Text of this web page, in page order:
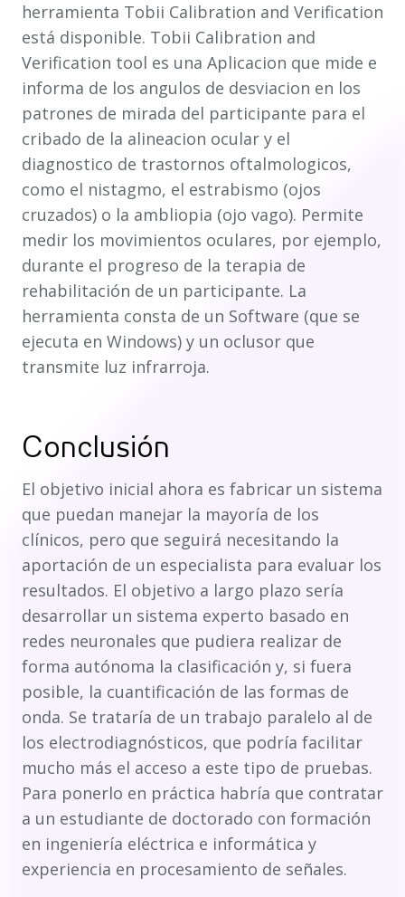
herramienta Tobii Calibration and Verification
está disponible. Tobii Calibration and
Verification tool es una Aplicacion que mide e
informa de los angulos de desviacion en los
patrones de mirada del participante para el
cribado de la alineacion ocular y el
diagnostico de trastornos oftalmologicos,
como el nistagmo, el estrabismo (ojos
cruzados) o la ambliopia (ojo vago). Permite
medir los movimientos oculares, por ejemplo,
durante el progreso de la terapia de
rehabilitación de un participante. La
herramienta consta de un Software (que se
ejecuta en Windows) y un oclusor que
transmite luz infrarroja.
Conclusión
El objetivo inicial ahora es fabricar un sistema
que puedan manejar la mayoría de los
clínicos, pero que seguirá necesitando la
aportación de un especialista para evaluar los
resultados. El objetivo a largo plazo sería
desarrollar un sistema experto basado en
redes neuronales que pudiera realizar de
forma autónoma la clasificación y, si fuera
posible, la cuantificación de las formas de
onda. Se trataría de un trabajo paralelo al de
los electrodiagnósticos, que podría facilitar
mucho más el acceso a este tipo de pruebas.
Para ponerlo en práctica habría que contratar
a un estudiante de doctorado con formación
en ingeniería eléctrica e informática y
experiencia en procesamiento de señales.